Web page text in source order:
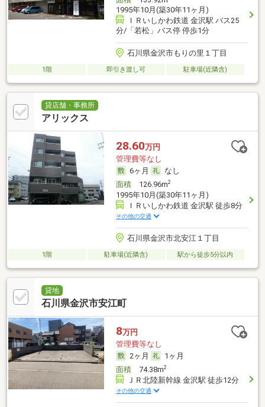
1995年10月(築30年11ヶ月)
ＩＲいしかわ鉄道 金沢駅 バス25
分/「若松」バス停 停歩1分
石川県金沢市もりの里１丁目
1階 即引き渡し可 駐車場(近隣含)
貸店舗・事務所
アリックス
28.60万円
管理費等なし
6ヶ月
なし
面積126.96m2
1995年10月(築30年11ヶ月)
ＩＲいしかわ鉄道 金沢駅 徒歩8分
その他の交通
石川県金沢市北安江１丁目
1階 駐車場(近隣含) 駅から徒歩5分以内
貸地
石川県金沢市安江町
8万円
管理費等なし
2ヶ月
1ヶ月
面積74.38m2
ＪＲ北陸新幹線 金沢駅 徒歩12分
その他の交通